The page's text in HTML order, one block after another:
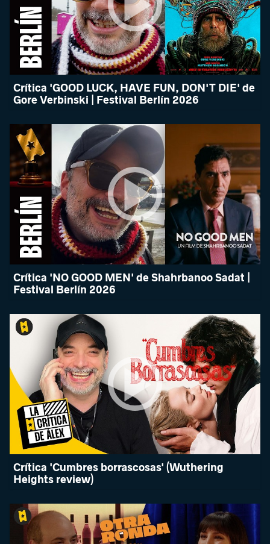
Crítica 'GOOD LUCK, HAVE FUN, DON'T DIE' de
Gore Verbinski | Festival Berlín 2026
Crítica 'NO GOOD MEN' de Shahrbanoo Sadat |
Festival Berlín 2026
Crítica 'Cumbres borrascosas' (Wuthering
Heights review)